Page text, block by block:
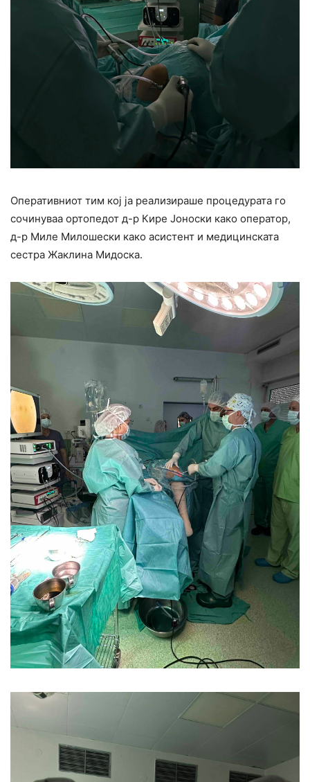
Оперативниот тим кој ја реализираше процедурата го
сочинуваа ортопедот д-р Кире Јоноски како оператор,
д-р Миле Милошески како асистент и медицинската
сестра Жаклина Мидоска.